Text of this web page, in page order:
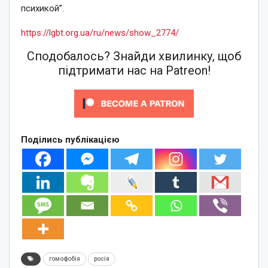
психикой”.
https://lgbt.org.ua/ru/news/show_2774/
Сподобалось? Знайди хвилинку, щоб
підтримати нас на Patreon!
Поділись публікацією
гомофобія росія